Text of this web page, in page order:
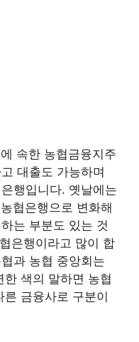
속한 농협금융지주
대출도 가능하며
행입니다. 옛날에는
협은행으로 변화해
는 부분도 있는 것
은행이라고 많이 합
과 농협 중앙회는
색의 말하면 농협
금융사로 구분이